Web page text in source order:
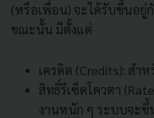
(หรือเพื่อน) จะได้รับขึ้นอยู่
ขณะนั้น มีตั้งแต่
เครดิต (Credits): สำห
สิทธิ์รีเซ็ตโควตา
งานหนัก ๆ ระบบจะขึ้